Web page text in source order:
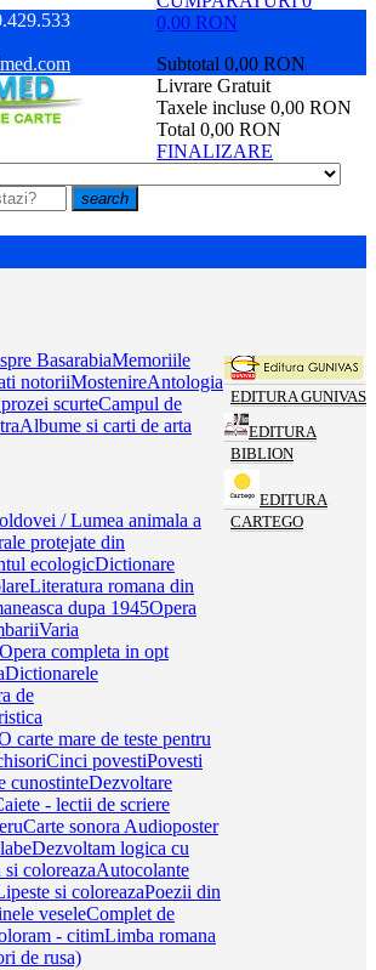
0,00 RON
Subtotal 0,00 RON
Livrare Gratuit
Taxele incluse 0,00 RON
Total 0,00 RON
FINALIZARE
search
BasarabiaMemoriile
notoriiMostenireAntologia
scurteCampul de
Albume si carti de arta
/ Lumea animala a
protejate din
ecologicDictionare
Literatura romana din
dupa 1945Opera
Varia
EDITURA GUNIVAS
completa in opt
Dictionarele
de
EDITURA
BIBLION
carte mare de teste pentru
Cinci povestiPovesti
cunostinteDezvoltare
- lectii de scriere
Carte sonora Audioposter
Dezvoltam logica cu
si coloreazaAutocolante
si coloreazaPoezii din
veseleComplet de
- citimLimba romana
de rusa)
EDITURA
CARTEGO